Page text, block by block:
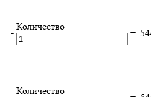
-
Количество
+
Количество